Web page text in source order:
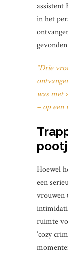
assistent
in het
“Drie
was met
– op een
Hoewel
een
vrouwen
ruimte
‘cozy